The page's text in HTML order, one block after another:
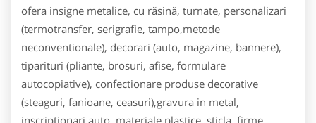
ofera insigne metalice, cu răsină, turnate, personalizari
(termotransfer, serigrafie, tampo,metode
neconventionale), decorari (auto, magazine, bannere),
tiparituri (pliante, brosuri, afise, formulare
autocopiative), confectionare produse decorative
(steaguri, fanioane, ceasuri),gravura in metal,
inscriptionari auto, materiale plastice, sticla, firme